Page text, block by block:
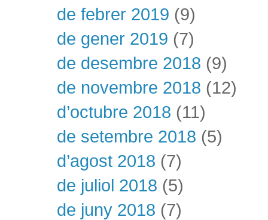
de febrer 2019 (9)
de gener 2019 (7)
de desembre 2018 (9)
de novembre 2018 (12)
d’octubre 2018 (11)
de setembre 2018 (5)
d’agost 2018 (7)
de juliol 2018 (5)
de juny 2018 (7)